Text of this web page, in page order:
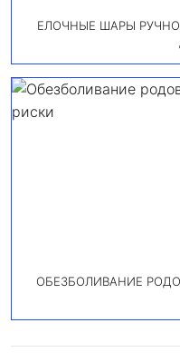
ЕЛОЧНЫЕ ШАРЫ
ОБЕЗБОЛИВАНИЕ